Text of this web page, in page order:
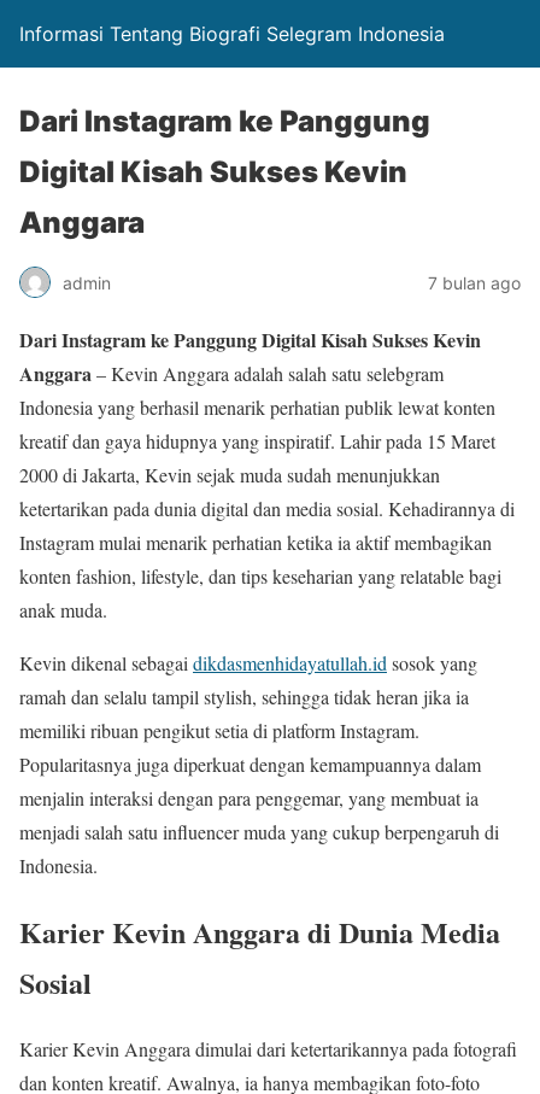
Informasi Tentang Biografi Selegram Indonesia
Dari Instagram ke Panggung
Digital Kisah Sukses Kevin
Anggara
admin 7 bulan ago
Dari Instagram ke Panggung Digital Kisah Sukses Kevin
Anggara– Kevin Anggara adalah salah satu selebgram
Indonesia yang berhasil menarik perhatian publik lewat konten
kreatif dan gaya hidupnya yang inspiratif. Lahir pada 15 Maret
2000 di Jakarta, Kevin sejak muda sudah menunjukkan
ketertarikan pada dunia digital dan media sosial. Kehadirannya di
Instagram mulai menarik perhatian ketika ia aktif membagikan
konten fashion, lifestyle, dan tips keseharian yang relatable bagi
anak muda.
Kevin dikenal sebagai dikdasmenhidayatullah.id sosok yang
ramah dan selalu tampil stylish, sehingga tidak heran jika ia
memiliki ribuan pengikut setia di platform Instagram.
Popularitasnya juga diperkuat dengan kemampuannya dalam
menjalin interaksi dengan para penggemar, yang membuat ia
menjadi salah satu influencer muda yang cukup berpengaruh di
Indonesia.
Karier Kevin Anggara di Dunia Media
Sosial
Karier Kevin Anggara dimulai dari ketertarikannya pada fotografi
dan konten kreatif. Awalnya, ia hanya membagikan foto-foto